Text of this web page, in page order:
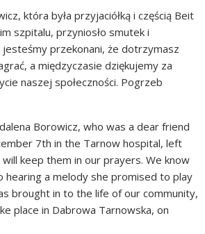
która była przyjaciółką i częścią Beit
szpitalu, przyniosło smutek i
jesteśmy przekonani, że dotrzymasz
a międzyczasie dziękujemy za
naszej społeczności. Pogrzeb
Borowicz, who was a dear friend
7th in the Tarnow hospital, left
keep them in our prayers. We know
a melody she promised to play
brought in to the life of our community,
place in Dabrowa Tarnowska, on